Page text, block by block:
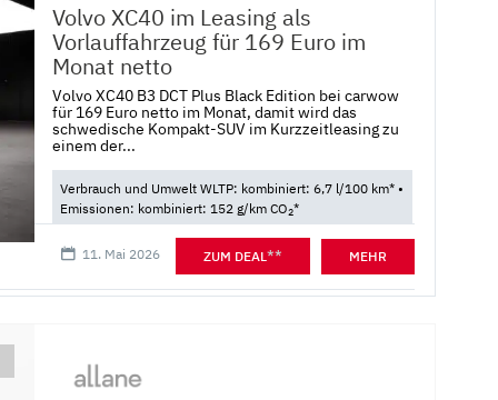
Volvo XC40 im Leasing als
Vorlauffahrzeug für 169 Euro im
Monat netto
Volvo XC40 B3 DCT Plus Black Edition bei carwow
für 169 Euro netto im Monat, damit wird das
schwedische Kompakt-SUV im Kurzzeitleasing zu
einem der...
Verbrauch und Umwelt WLTP: kombiniert: 6,7 l/100 km* •
Emissionen: kombiniert: 152 g/km CO2*
11. Mai 2026 ZUM DEAL** MEHR